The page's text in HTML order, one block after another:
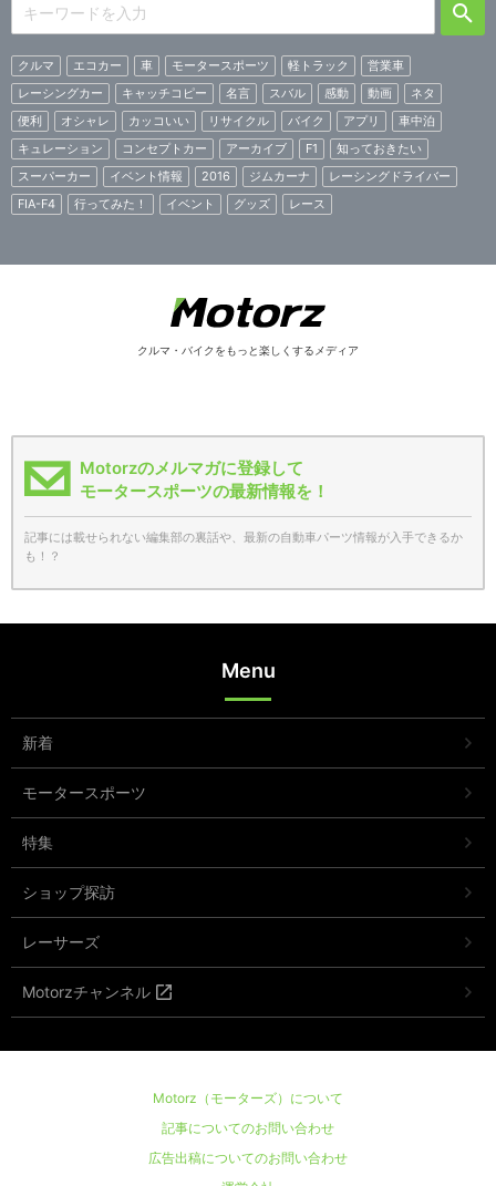
クルマ エコカー 車 モータースポーツ 軽トラック
営業車
レーシングカー
キャッチコピー 名言 スバル 感動 動画
ネタ
便利
オシャレ カッコいい リサイクル バイク アプリ
車中泊
キュレーション
コンセプトカー アーカイブ F1
知っておきたい
スーパーカー
イベント情報 2016 ジムカーナ
レーシングドライバー
FIA-F4
行ってみた！ イベント グッズ レース
クルマ・バイクをもっと楽しくするメディア
Motorzのメルマガに登録して
モータースポーツの最新情報を！
記事には載せられない編集部の裏話や、最新の自動車パーツ情報が入手できるか
も！？
Menu
新着
モータースポーツ
特集
ショップ探訪
レーサーズ
Motorzチャンネル
Motorz（モーターズ）について
記事についてのお問い合わせ
広告出稿についてのお問い合わせ